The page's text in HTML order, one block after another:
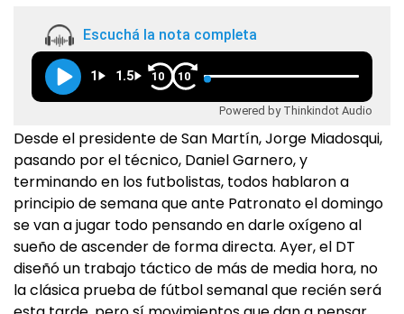
Escuchá la nota completa
1 1.5 10 10
Powered by Thinkindot Audio
Desde el presidente de San Martín, Jorge Miadosqui,
pasando por el técnico, Daniel Garnero, y
terminando en los futbolistas, todos hablaron a
principio de semana que ante Patronato el domingo
se van a jugar todo pensando en darle oxígeno al
sueño de ascender de forma directa. Ayer, el DT
diseñó un trabajo táctico de más de media hora, no
la clásica prueba de fútbol semanal que recién será